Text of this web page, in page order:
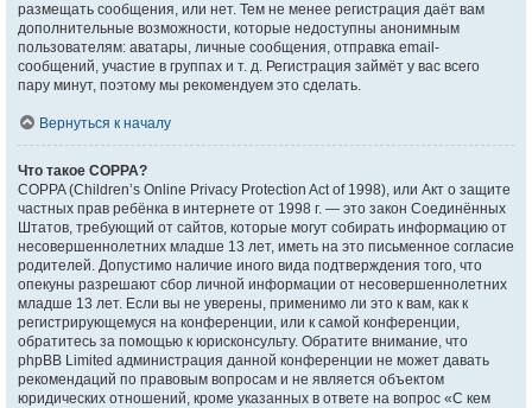
размещать сообщения, или нет. Тем не менее регистрация даёт вам
дополнительные возможности, которые недоступны анонимным
пользователям: аватары, личные сообщения, отправка email-
сообщений, участие в группах и т. д. Регистрация займёт у вас всего
пару минут, поэтому мы рекомендуем это сделать.
Вернуться к началу
Что такое COPPA?
COPPA (Children’s Online Privacy Protection Act of 1998), или Акт о защите
частных прав ребёнка в интернете от 1998 г. — это закон Соединённых
Штатов, требующий от сайтов, которые могут собирать информацию от
несовершеннолетних младше 13 лет, иметь на это письменное согласие
родителей. Допустимо наличие иного вида подтверждения того, что
опекуны разрешают сбор личной информации от несовершеннолетних
младше 13 лет. Если вы не уверены, применимо ли это к вам, как к
регистрирующемуся на конференции, или к самой конференции,
обратитесь за помощью к юрисконсульту. Обратите внимание, что
phpBB Limited администрация данной конференции не может давать
рекомендаций по правовым вопросам и не является объектом
юридических отношений, кроме указанных в ответе на вопрос «С кем